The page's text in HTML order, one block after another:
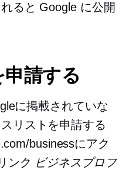
ると Google に公開
請する
に掲載されていな
リストを申請する
businessにアク
ンク ビジネスプロフ